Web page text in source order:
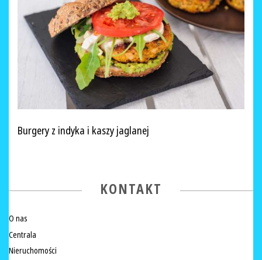
Burgery z indyka i kaszy jaglanej
KONTAKT
O nas
Centrala
Nieruchomości